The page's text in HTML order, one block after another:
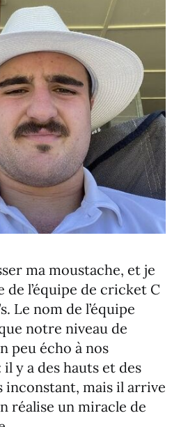
ma moustache, et je
de l’équipe de cricket C
Le nom de l’équipe
notre niveau de
peu écho à nos
y a des hauts et des
inconstant, mais il arrive
réalise un miracle de